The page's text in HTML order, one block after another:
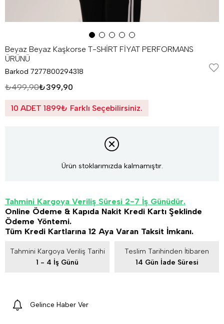
Beyaz Beyaz Kaşkorse T-SHİRT FİYAT PERFORMANS
ÜRÜNÜ
Barkod 7277800294318
₺499,90₺399,90
10 ADET 1899₺ Farklı Seçebilirsiniz.
Ürün stoklarımızda kalmamıştır.
Tahmini Kargoya Veriliş Süresi 2-7 İş Günüdür.
Online Ödeme & Kapıda Nakit Kredi Kartı Şeklinde
Ödeme Yöntemi.
Tüm Kredi Kartlarına 12 Aya Varan Taksit İmkanı.
Tahmini Kargoya Veriliş Tarihi
1 - 4 İş Günü
Teslim Tarihinden İtibaren
14 Gün İade Süresi
Gelince Haber Ver